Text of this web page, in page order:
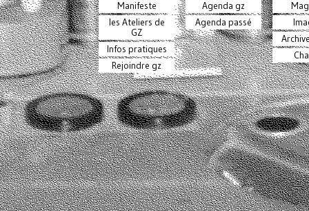
Manifeste
les Ateliers de
GZ
Infos pratiques
Rejoindre gz
Agenda gz
Agenda passé